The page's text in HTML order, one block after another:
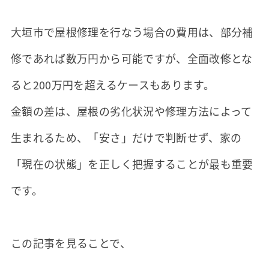
大垣市で屋根修理を行なう場合の費用は、部分補
修であれば数万円から可能ですが、全面改修とな
ると200万円を超えるケースもあります。
金額の差は、屋根の劣化状況や修理方法によって
生まれるため、「安さ」だけで判断せず、家の
「現在の状態」を正しく把握することが最も重要
です。
この記事を見ることで、